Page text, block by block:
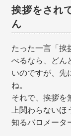
挨拶をされ
ん
たった一言「挨
べるなら、どん
いのですが、先
ね。
それで、挨拶を
上関わらない
知るバロメータ